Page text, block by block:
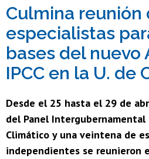
Culmina reunión
especialistas
bases del nuevo
IPCC en la U. de
Desde el 25 hasta el 29 de
del Panel Intergubernamental
Climático y una veintena de
independientes se reunieron